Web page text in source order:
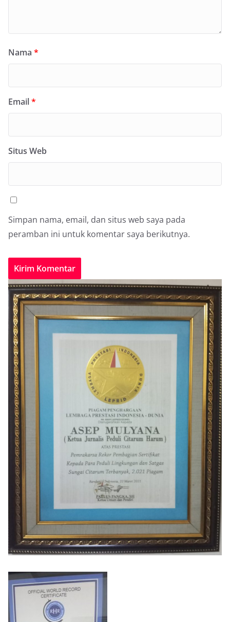
Nama *
Email*
Situs Web
Simpan nama, email, dan situs web saya pada
peramban ini untuk komentar saya berikutnya.